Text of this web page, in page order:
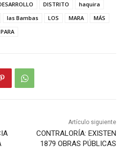
DISTRITO
haquira
las Bambas LOS MARA
MÁS
PARA
Artículo siguiente
CONTRALORÍA: EXISTEN
1879 OBRAS PÚBLICAS